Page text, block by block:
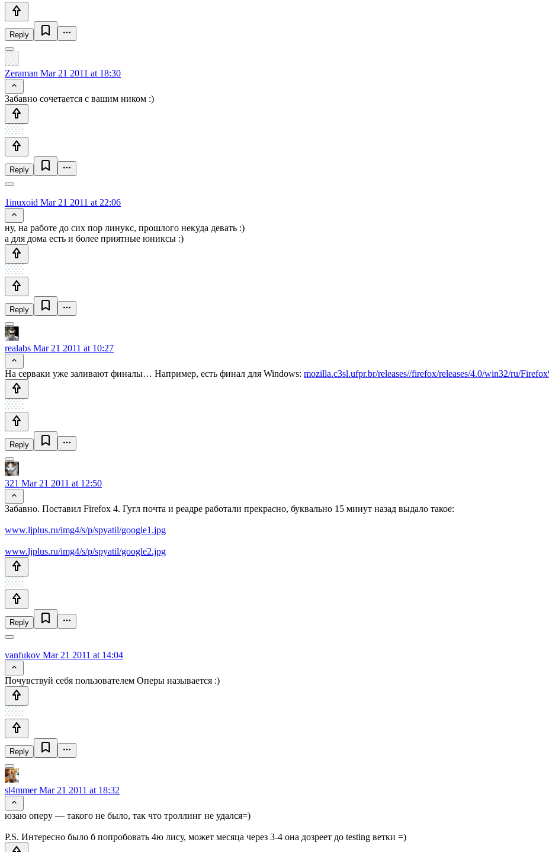
Reply
Zeraman Mar 21 2011 at 18:30
Забавно сочетается с вашим ником :)
Reply
1inuxoid Mar 21 2011 at 22:06
ну, на работе до сих пор линукс, прошлого некуда девать :)
а для дома есть и более приятные юниксы :)
Reply
realabs Mar 21 2011 at 10:27
На серваки уже заливают финалы… Например, есть финал для Windows: mozilla.c3sl.ufpr.br/releases//firefox/releases/4.0/win32/ru/
Reply
321 Mar 21 2011 at 12:50
Забавно. Поставил Firefox 4. Гугл почта и реадре работали прекрасно, буквально 15 минут назад выдало такое:
www.ljplus.ru/img4/s/p/spyatil/google1.jpg
www.ljplus.ru/img4/s/p/spyatil/google2.jpg
Reply
vanfukov Mar 21 2011 at 14:04
Почувствуй себя пользователем Оперы называется :)
Reply
sl4mmerMar 21 2011 at 18:32
юзаю оперу — такого не было, так что троллинг не удался=)
P.S. Интересно было б попробовать 4ю лису, может месяца через 3-4 она дозреет до testing ветки =)